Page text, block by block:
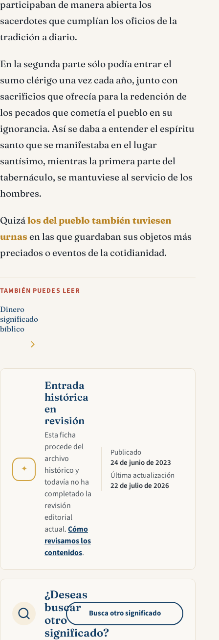
participaban de manera abierta los
sacerdotes que cumplían los oficios de la
tradición a diario.
En la segunda parte sólo podía entrar el
sumo clérigo una vez cada año, junto con
sacrificios que ofrecía para la redención de
los pecados que cometía el pueblo en su
ignorancia. Así se daba a entender el espíritu
santo que se manifestaba en el lugar
santísimo, mientras la primera parte del
tabernáculo, se mantuviese al servicio de los
hombres.
Quizálos del pueblo también tuviesen
urnas en las que guardaban sus objetos más
preciados o eventos de la cotidianidad.
TAMBIÉN PUEDES LEER
Dinero
significado
bíblico
✦
Entrada
histórica
en
revisión
Esta ficha
procede del
archivo
histórico y
todavía no ha
completado la
revisión
editorial
actual.Cómo
revisamos los
contenidos.
Publicado
24 de junio de 2023
Última actualización
22 de julio de 2026
¿Deseas
buscar
otro
significado?
Busca otro significado